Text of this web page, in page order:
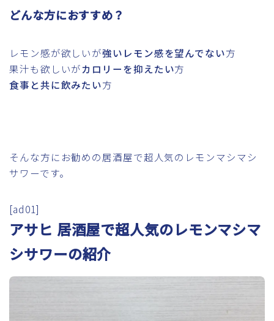
どんな方におすすめ？
レモン感が欲しいが強いレモン感を望んでない方
果汁も欲しいがカロリーを抑えたい方
食事と共に飲みたい方
そんな方にお勧めの居酒屋で超人気のレモンマシマシ
サワーです。
[ad01]
アサヒ 居酒屋で超人気のレモンマシマ
シサワーの紹介